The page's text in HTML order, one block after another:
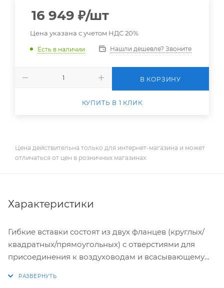
16 949 ₽/шт
Цена указана с учетом НДС 20%
Есть в наличии Нашли дешевле? Звоните
В КОРЗИНУ
КУПИТЬ В 1 КЛИК
Цена действительна только для интернет-магазина и может
отличаться от цен в розничных магазинах
Характеристики
Гибкие вставки состоят из двух фланцев (круглых/
квадратных/прямоугольных) с отверстиями для
присоединения к воздуховодам и всасывающему